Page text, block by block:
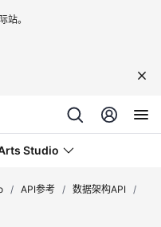
站。
Studio
/ API参考 / 数据架构API /